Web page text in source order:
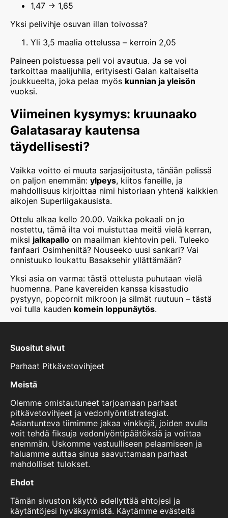
1,47 → 1,65
Yksi pelivihje osuvan illan toivossa?
Yli 3,5 maalia ottelussa – kerroin 2,05
Paineen poistuessa peli voi avautua. Ja se voi
tarkoittaa maalijuhlia, erityisesti Galan kaltaiselta
joukkueelta, joka pelaa myös kunnian ja yleisön
vuoksi.
Viimeinen kysymys: kruunaako
Galatasaray kautensa
täydellisesti?
Vaikka voitto ei muuta sarjasijoitusta, tänään pelissä
on paljon enemmän: ylpeys, kiitos faneille, ja
mahdollisuus kirjoittaa nimi historiaan yhtenä kaikkien
aikojen Superliigakausista.
Ottelu alkaa kello 20.00. Vaikka pokaali on jo
nostettu, tämä ilta voi muistuttaa meitä vielä kerran,
miksi jalkapallo on maailman kiehtovin peli. Tuleeko
fanfaari Osimheniltä? Nouseeko uusi sankari? Vai
onnistuuko loukattu Basaksehir yllättämään?
Yksi asia on varma: tästä ottelusta puhutaan vielä
huomenna. Pane kavereiden kanssa kisastudio
pystyyn, popcornit mikroon ja silmät ruutuun – tästä
voi tulla kauden komein loppunäytös.
Suositut sivut
Parhaat Pitkävetovihjeet
Meistä
Olemme omistautuneet tarjoamaan parhaat
pitkävetovihjeet ja vedonlyöntistrategiat.
Asiantunteva tiimimme jakaa vinkkejä, joiden avulla
voit tehdä fiksuja vedonlyöntipäätöksiä ja voittaa
enemmän. Uskomme vastuulliseen pelaamiseen ja
haluamme auttaa sinua saavuttamaan parhaat
mahdolliset tulokset.
Ehdot
Tämän sivuston käyttö edellyttää ehtojesi ja
käytäntöjesi hyväksymistä. Käytämme evästeitä